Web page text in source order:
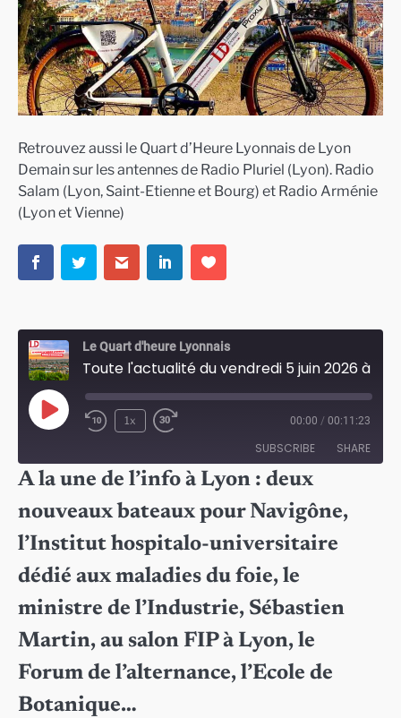
Retrouvez aussi le Quart d’Heure Lyonnais de Lyon
Demain sur les antennes de Radio Pluriel (Lyon). Radio
Salam (Lyon, Saint-Etienne et Bourg) et Radio Arménie
(Lyon et Vienne)
Le Quart d'heure Lyonnais
Play
1x 00:00 / 00:11:23
SUBSCRIBE SHARE
RSS FEED
LINK
EMBED
A la une de l’info à Lyon : deux
nouveaux bateaux pour Navigône,
l’Institut hospitalo-universitaire
dédié aux maladies du foie, le
ministre de l’Industrie, Sébastien
Martin, au salon FIP à Lyon, le
Forum de l’alternance, l’Ecole de
Botanique…